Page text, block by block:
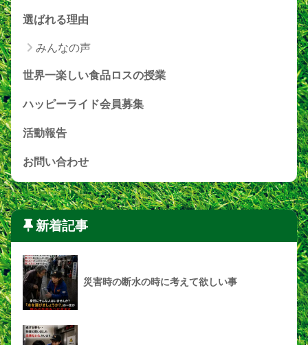
選ばれる理由
みんなの声
世界一楽しい食品ロスの授業
ハッピーライド会員募集
活動報告
お問い合わせ
新着記事
災害時の断水の時に考えて欲しい事